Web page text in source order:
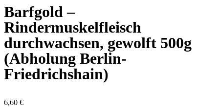
Barfgold –
Rindermuskelfleisch
durchwachsen, gewolft 500g
(Abholung Berlin-
Friedrichshain)
6,60 €